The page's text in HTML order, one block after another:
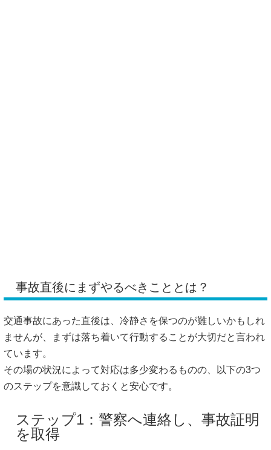
事故直後にまずやるべきこととは？
交通事故にあった直後は、冷静さを保つのが難しいかもしれ
ませんが、まずは落ち着いて行動することが大切だと言われ
ています。
その場の状況によって対応は多少変わるものの、以下の3つ
のステップを意識しておくと安心です。
ステップ1：警察へ連絡し、事故証明
を取得